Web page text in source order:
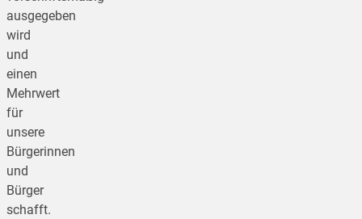
ausgegeben
wird
und
einen
Mehrwert
für
unsere
Bürgerinnen
und
Bürger
schafft.